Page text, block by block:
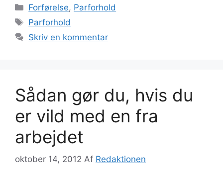
Kategorier
Forførelse, Parforhold
Tags
Parforhold
Skriv en kommentar
Sådan gør du, hvis du
er vild med en fra
arbejdet
oktober 14, 2012 Af Redaktionen